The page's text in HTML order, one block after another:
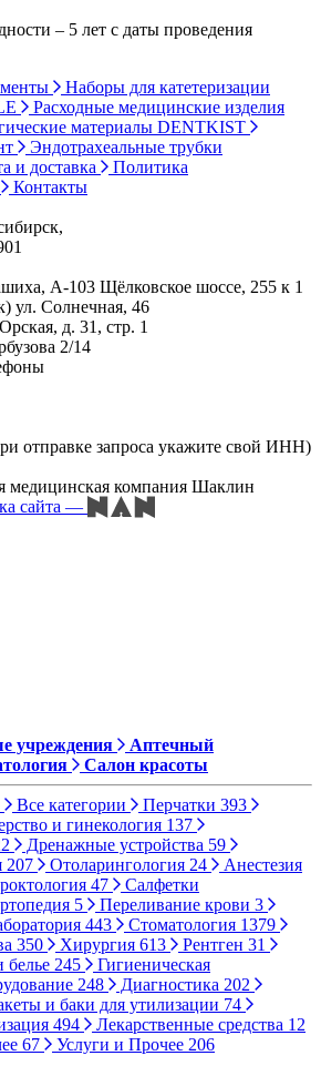
– 5 лет с даты проведения
Наборы для катетеризации
Расходные медицинские изделия
материалы DENTKIST
Эндотрахеальные трубки
и доставка
Политика
Контакты
А-103 Щёлковское шоссе, 255 к 1
ул. Солнечная, 46
д. 31, стр. 1
2/14
отправке запроса укажите свой ИНН)
медицинская компания Шаклин
сайта —
учреждения
Аптечный
Салон красоты
Все категории Перчатки 393
и гинекология 137
Дренажные устройства 59
207 Отоларингология 24
Анестезия
47
Салфетки
5 Переливание крови 3
443 Стоматология 1379
350 Хирургия 613 Рентген 31
белье 245
Гигиеническая
248 Диагностика 202
и баки для утилизации 74
494 Лекарственные средства 12
67 Услуги и Прочее 206